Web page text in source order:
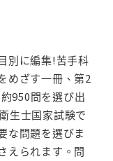
別に編集!苦手科
めざす一冊、第2
950問を選び出
生士国家試験で
な問題を選びま
えられます。問